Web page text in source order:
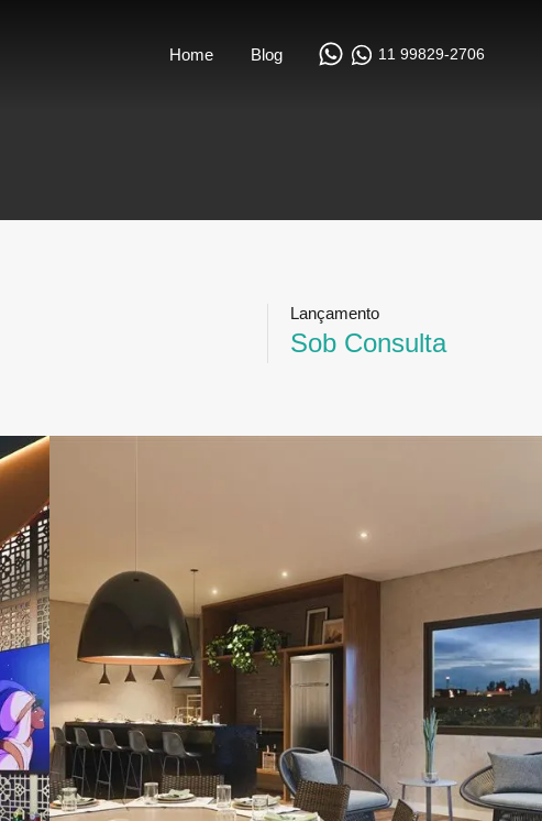
Home Blog 11 99829-2706
Lançamento
Sob Consulta